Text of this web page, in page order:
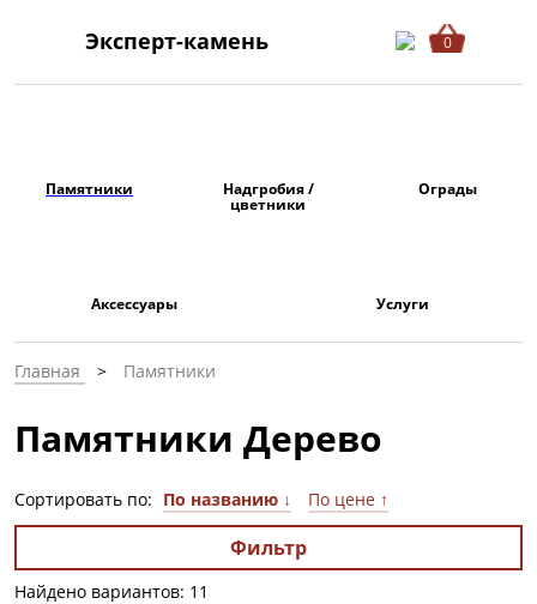
Эксперт-камень 0
Памятники Надгробия /
цветники
Ограды
Аксессуары Услуги
Главная Памятники
Памятники Дерево
Сортировать по: По названию ↓ По цене ↑
Фильтр
Найдено вариантов: 11